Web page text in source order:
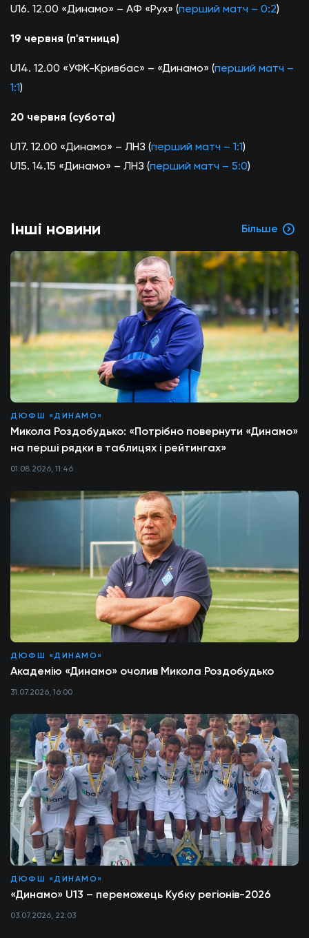
U16. 12.00 «Динамо» – АФ «Рух» (перший матч – 0:2)
19 червня (п'ятниця)
U14. 12.00 «УФК-Кривбас» – «Динамо» (перший матч –
1:1)
20 червня (субота)
U17. 12.00 «Динамо» – ЛНЗ (перший матч – 1:1)
U15. 14.15 «Динамо» – ЛНЗ (перший матч – 5:0)
Інші новини Більше
ДЮФШ «ДИНАМО»
Микола Роздобудько: «Потрібно повернути «Динамо»
на перші рядки в таблицях і рейтингах»
01.08.2026, 11:46
ДЮФШ «ДИНАМО»
Академію «Динамо» очолив Микола Роздобудько
31.07.2026, 16:00
ДЮФШ «ДИНАМО»
«Динамо» U13 – переможець Кубку регіонів-2026
03.07.2026, 22:03